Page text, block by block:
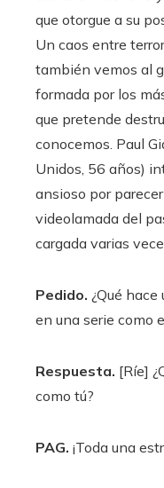
que otorgue a su
Un caos entre
también vemos al
formada por los
que pretende
conocemos. Paul
Unidos, 56 años)
ansioso por
videolamada del
cargada varias
Pedido. ¿Qué
en una serie como
Respuesta. [Ríe]
como tú?
PAG. ¡Toda una